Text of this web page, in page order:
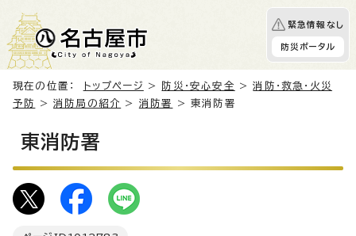
緊急情報なし
防災ポータル
現在の位置： トップページ > 防災・安心安全 >消防・救急・火災
予防
>消防局の紹介 > 消防署 > 東消防署
東消防署